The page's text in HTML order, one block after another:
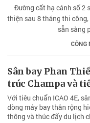
Đường cất hạ cánh số 2
thiện sau 8 tháng thi
sẵn sàng
CÔNG
Sân bay Phan
trúc Champa và
Với tiêu chuẩn ICAO 4E,
dòng máy bay thân rộng
thông và thúc đẩy du lịch